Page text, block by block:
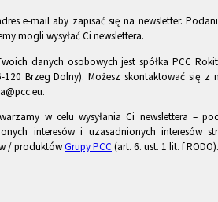
e-mail aby zapisać się na newsletter.
mogli wysyłać Ci newslettera.
danych osobowych jest spółka PCC
120 Brzeg Dolny). Możesz skontaktować się z
w celu wysyłania Ci newslettera –
interesów i uzasadnionych interesów
/ produktówGrupy PCC (art. 6. ust. 1 lit. f RODO).